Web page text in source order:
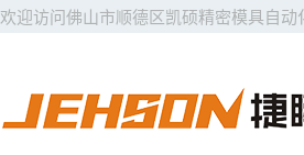
欢迎访问佛山市顺德区凯硕精密模具自